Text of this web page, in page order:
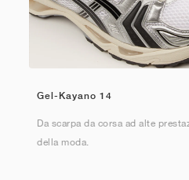
Gel-Kayano 14
Da scarpa da corsa ad alte
della moda.